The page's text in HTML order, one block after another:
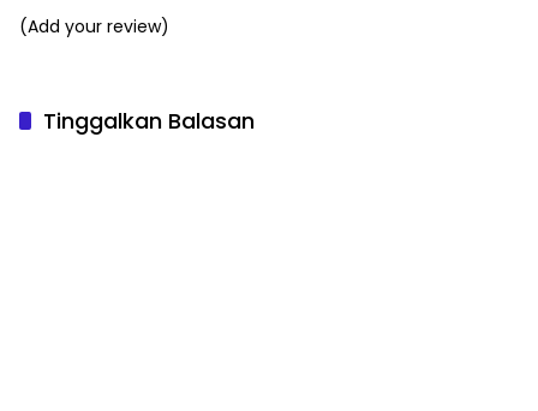
(Add your review)
Tinggalkan Balasan